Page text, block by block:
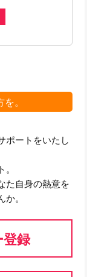
。
ポートをいたし
た自身の熱意を
。
録